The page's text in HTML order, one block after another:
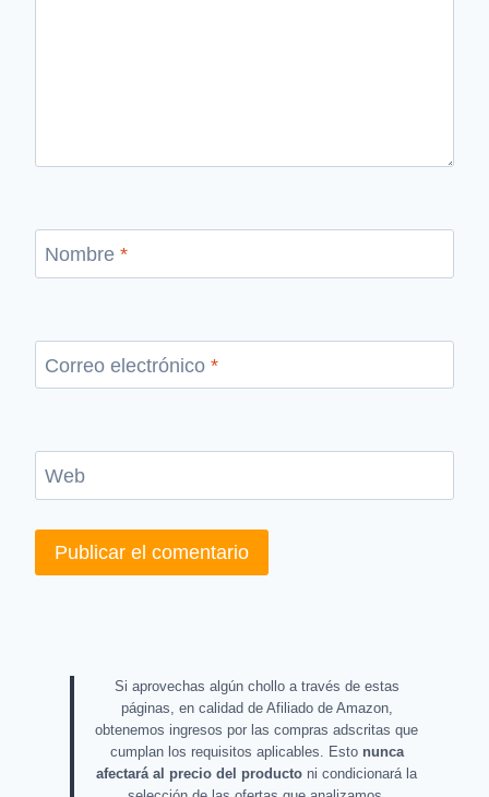
Nombre *
Correo electrónico *
Web
Si aprovechas algún chollo a través de estas
páginas, en calidad de Afiliado de Amazon,
obtenemos ingresos por las compras adscritas que
cumplan los requisitos aplicables. Esto nunca
afectará al precio del producto ni condicionará la